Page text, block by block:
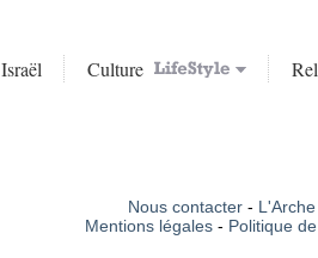
Israël Culture
Nous contacter-
Mentions légales - Politique